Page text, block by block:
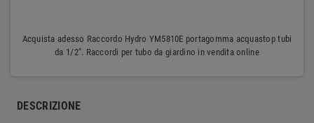
Acquista adesso Raccordo Hydro YM5810E portagomma acquastop tubi
da 1/2". Raccordi per tubo da giardino in vendita online
DESCRIZIONE